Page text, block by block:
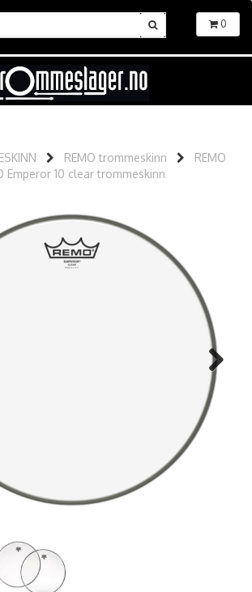
0
REMO trommeskinn
REMO
Emperor 10 clear trommeskinn
Next